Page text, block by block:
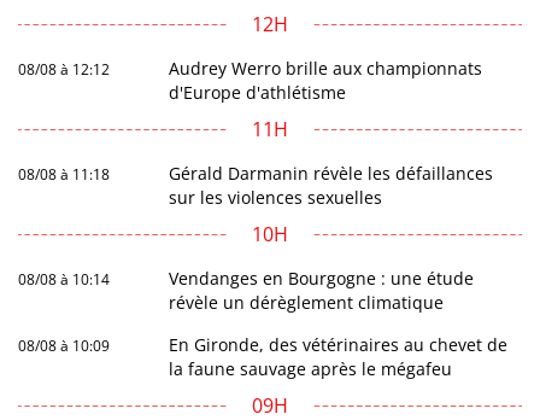
12H
08/08 à 12:12
Audrey Werro brille aux championnats
d'Europe d'athlétisme
11H
08/08 à 11:18
Gérald Darmanin révèle les défaillances
sur les violences sexuelles
10H
08/08 à 10:14
Vendanges en Bourgogne : une étude
révèle un dérèglement climatique
08/08 à 10:09
En Gironde, des vétérinaires au chevet de
la faune sauvage après le mégafeu
09H